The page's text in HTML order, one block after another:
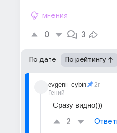
мнения
0 3
По дате По рейтингу
evgenii_cybin
Гений
2г
Сразу видно)))
2